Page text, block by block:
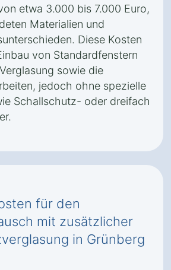
etwa 3.000 bis 7.000 Euro,
Materialien und
Diese Kosten
von Standardfenstern
sowie die
jedoch ohne spezielle
Schallschutz- oder dreifach
für den
mit zusätzlicher
in Grünberg